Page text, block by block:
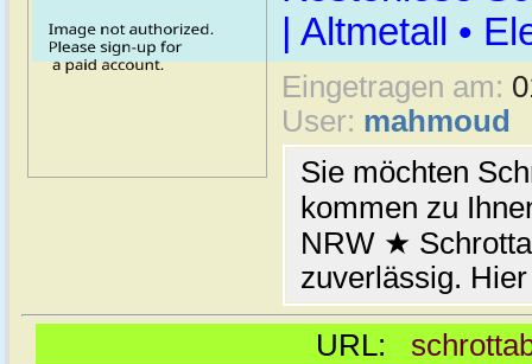
| Altmetall •
Eingetragen am:
User: mahmoud
Sie möchten
kommen zu
NRW ★
zuverlässig.
URL: